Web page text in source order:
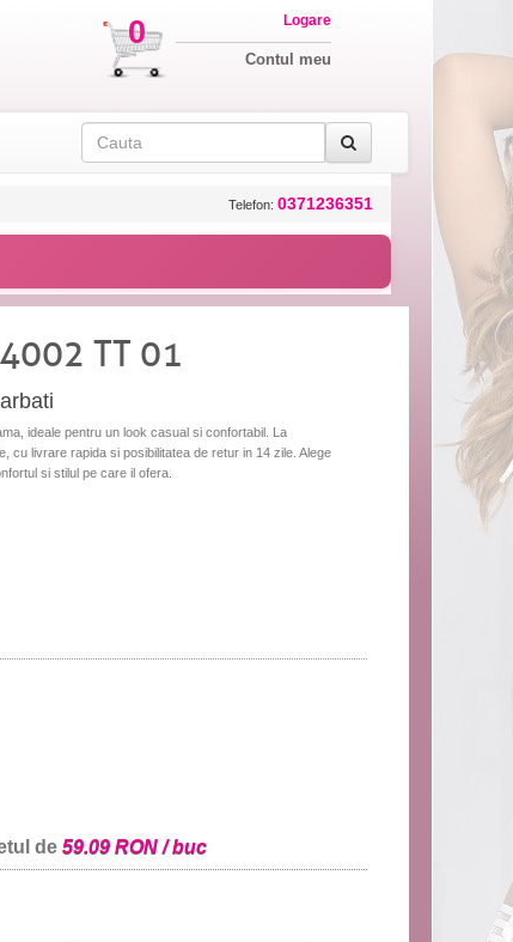
0 Logare
Contul meu
Telefon: 0371236351
TT 01
ideale pentru un look casual si confortabil. La
cu livrare rapida si posibilitatea de retur in 14 zile. Alege
si stilul pe care il ofera.
de 59.09 RON / buc